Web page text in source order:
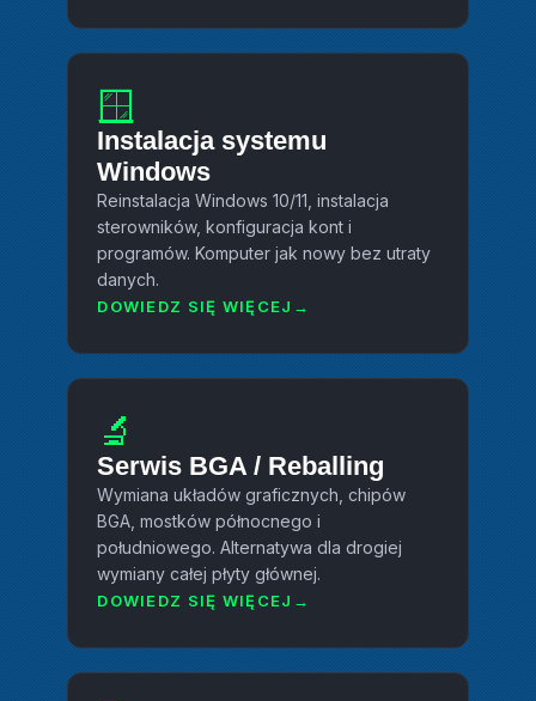
🪟
Instalacja systemu
Windows
Reinstalacja Windows 10/11, instalacja
sterowników, konfiguracja kont i
programów. Komputer jak nowy bez utraty
danych.
DOWIEDZ SIĘ WIĘCEJ
🔬
Serwis BGA / Reballing
Wymiana układów graficznych, chipów
BGA, mostków północnego i
południowego. Alternatywa dla drogiej
wymiany całej płyty głównej.
DOWIEDZ SIĘ WIĘCEJ